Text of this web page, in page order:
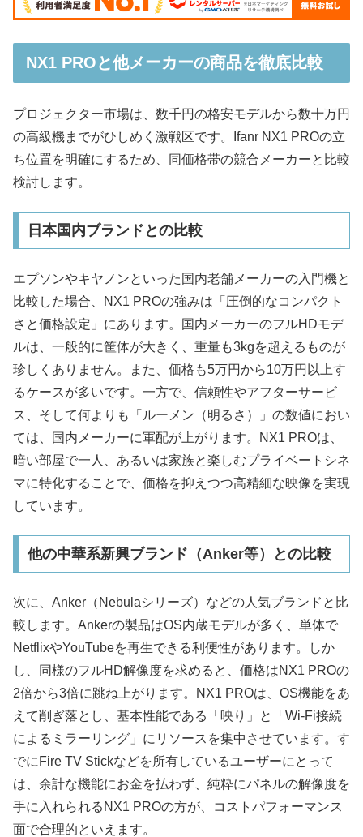
NX1 PROと他メーカーの商品を徹底比較
プロジェクター市場は、数千円の格安モデルから数十万円
の高級機までがひしめく激戦区です。Ifanr NX1 PROの立
ち位置を明確にするため、同価格帯の競合メーカーと比較
検討します。
日本国内ブランドとの比較
エプソンやキヤノンといった国内老舗メーカーの入門機と
比較した場合、NX1 PROの強みは「圧倒的なコンパクト
さと価格設定」にあります。国内メーカーのフルHDモデ
ルは、一般的に筐体が大きく、重量も3kgを超えるものが
珍しくありません。また、価格も5万円から10万円以上す
るケースが多いです。一方で、信頼性やアフターサービ
ス、そして何よりも「ルーメン（明るさ）」の数値におい
ては、国内メーカーに軍配が上がります。NX1 PROは、
暗い部屋で一人、あるいは家族と楽しむプライベートシネ
マに特化することで、価格を抑えつつ高精細な映像を実現
しています。
他の中華系新興ブランド（Anker等）との比較
次に、Anker（Nebulaシリーズ）などの人気ブランドと比
較します。Ankerの製品はOS内蔵モデルが多く、単体で
NetflixやYouTubeを再生できる利便性があります。しか
し、同様のフルHD解像度を求めると、価格はNX1 PROの
2倍から3倍に跳ね上がります。NX1 PROは、OS機能をあ
えて削ぎ落とし、基本性能である「映り」と「Wi-Fi接続
によるミラーリング」にリソースを集中させています。す
でにFire TV Stickなどを所有しているユーザーにとって
は、余計な機能にお金を払わず、純粋にパネルの解像度を
手に入れられるNX1 PROの方が、コストパフォーマンス
面で合理的といえます。